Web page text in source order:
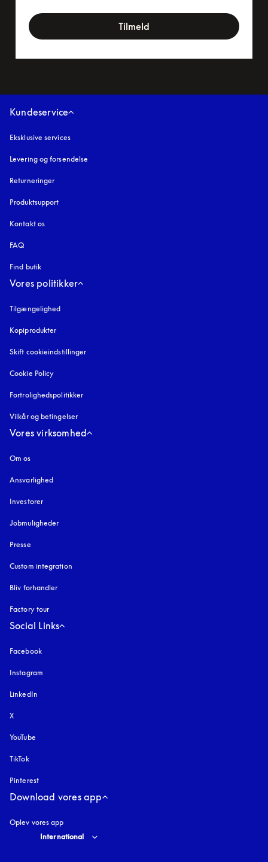
Tilmeld
Kundeservice
Eksklusive services
Levering og forsendelse
Returneringer
Produktsupport
Kontakt os
FAQ
Find butik
Vores politikker
Tilgængelighed
Kopiprodukter
Skift cookieindstillinger
Cookie Policy
Fortrolighedspolitikker
Vilkår og betingelser
Vores virksomhed
Om os
Ansvarlighed
Investorer
Jobmuligheder
Presse
Custom integration
Bliv forhandler
Factory tour
Social Links
Facebook
Instagram
LinkedIn
X
YouTube
TikTok
Pinterest
Download vores app
Oplev vores app
Select country and language
International